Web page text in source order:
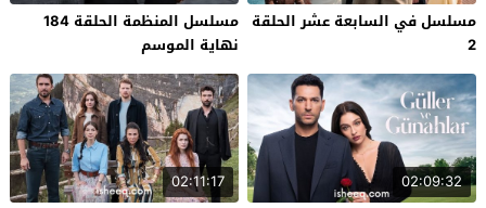
مسلسل في السابعة عشر الحلقة
2
مسلسل المنظمة الحلقة 184
نهاية الموسم
02:09:32
02:11:17